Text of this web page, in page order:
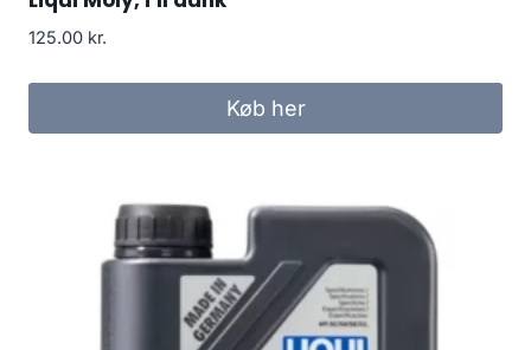
125.00 kr.
Køb her